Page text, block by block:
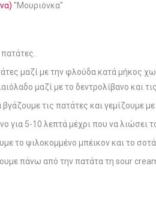
"Μουριόνκα"
μαζί με την φλούδα κατά μήκος
μαζί με το δεντρολίβανο και
τις πατάτες και γεμίζουμε
για 5-10 λεπτά μέχρι που να λιώσει
το ψιλοκομμένο μπέικον και το
πάνω από την πατάτα τη sour